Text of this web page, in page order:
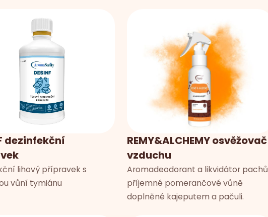
dezinfekční
lihový přípravek s
vůní tymiánu
REMY&ALCHEMY osvěžovač
vzduchu
Aromadeodorant a likvidátor pachů
příjemné pomerančové vůně
doplněné kajeputem a pačuli.